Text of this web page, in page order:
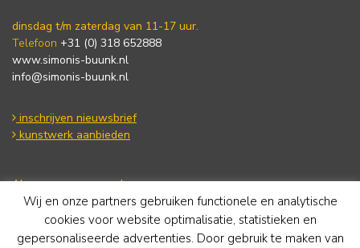
dinsdag t/m zaterdag van 11-17 uur.
Telefoon +31 (0) 318 652888
www.simonis-buunk.nl
info@simonis-buunk.nl
inschrijven nieuwsbrief
kunstwerk aanbieden
Algemene voorwaarden
Privacy statement
Cookie Policy
Disclaimer
Wij en onze partners gebruiken functionele en analytische
cookies voor website optimalisatie, statistieken en
gepersonaliseerde advertenties. Door gebruik te maken van